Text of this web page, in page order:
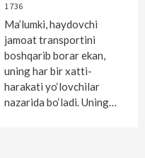
1 736
Ma’lumki, haydovchi
jamoat transportini
boshqarib borar ekan,
uning har bir xatti-
harakati yo‘lovchilar
nazarida bo‘ladi. Uning…